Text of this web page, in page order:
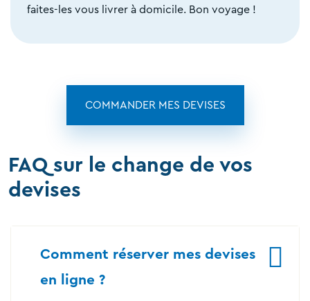
faites-les vous livrer à domicile. Bon voyage !
COMMANDER MES DEVISES
FAQ sur le change de vos
devises
Comment réserver mes devises
en ligne ?